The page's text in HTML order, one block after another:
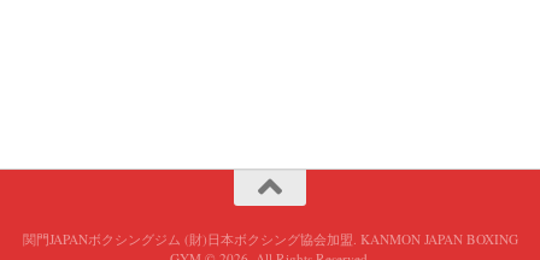
関門JAPANボクシングジム (財)日本ボクシング協会加盟. KANMON JAPAN BOXING